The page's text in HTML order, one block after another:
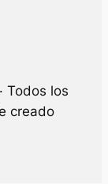
Todos los
creado